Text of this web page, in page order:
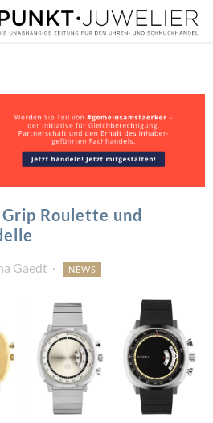
Roulette und
Gaedt NEWS